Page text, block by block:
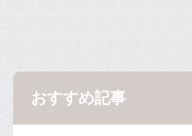
おすすめ記事